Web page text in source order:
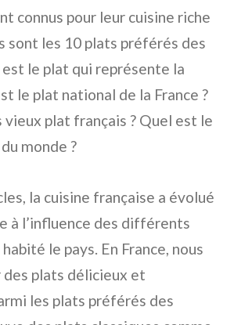
connus pour leur cuisine riche
sont les 10 plats préférés des
est le plat qui représente la
le plat national de la France ?
vieux plat français ? Quel est le
monde ?
la cuisine française a évolué
à l’influence des différents
le pays. En France, nous
des plats délicieux et
les plats préférés des